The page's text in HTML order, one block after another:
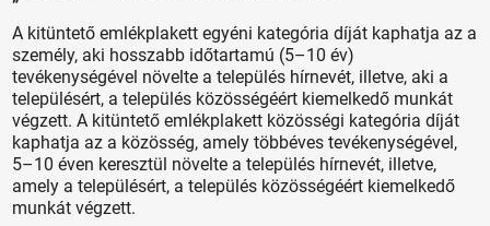
A kitüntető emlékplakett egyéni kategória díját kaphatja az a
személy, aki hosszabb időtartamú (5–10 év)
tevékenységével növelte a település hírnevét, illetve, aki a
településért, a település közösségéért kiemelkedő munkát
végzett. A kitüntető emlékplakett közösségi kategória díját
kaphatja az a közösség, amely többéves tevékenységével,
5–10 éven keresztül növelte a település hírnevét, illetve,
amely a településért, a település közösségéért kiemelkedő
munkát végzett.